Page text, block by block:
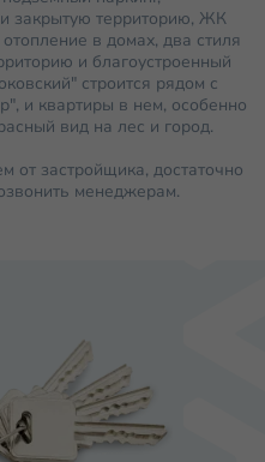
закрытую территорию, ЖК
в домах, два стиля
и благоустроенный
строится рядом с
и квартиры в нем, особенно
вид на лес и город.
от застройщика, достаточно
менеджерам.